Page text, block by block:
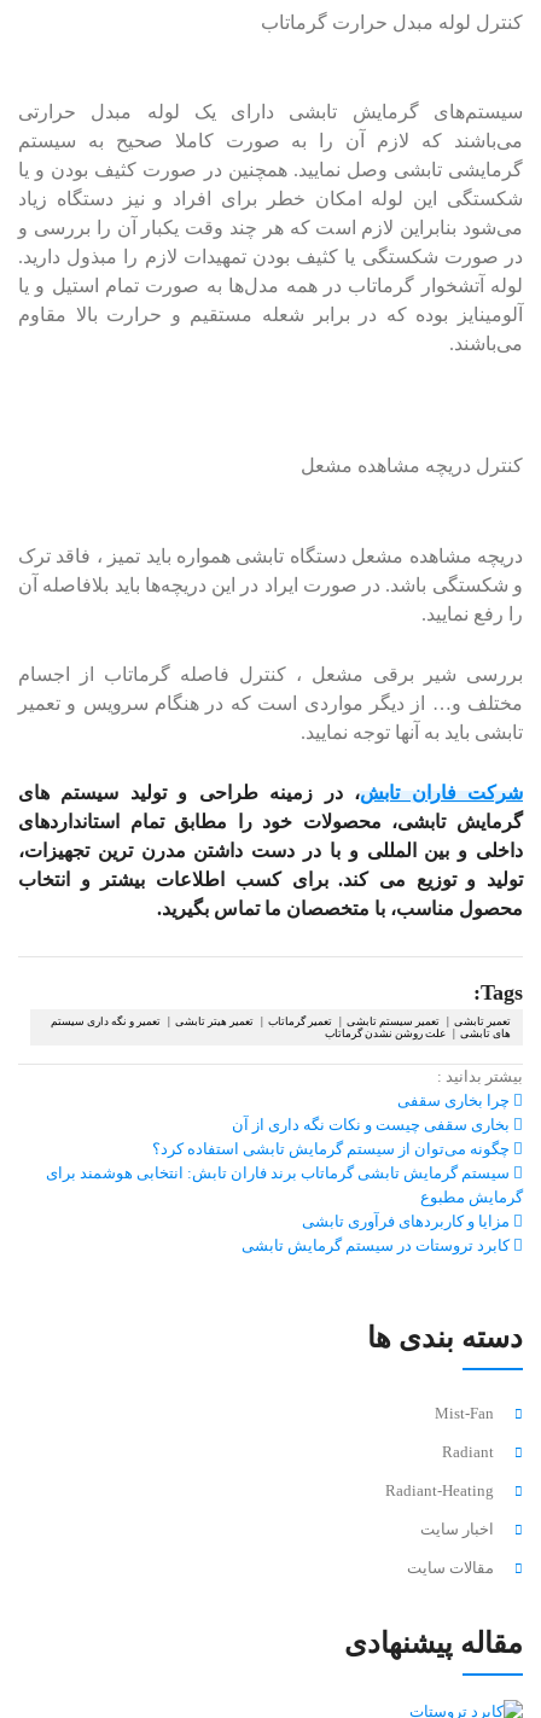
کنترل لوله مبدل حرارت گرماتاب
سیستم‌های گرمایش تابشی دارای یک لوله مبدل حرارتی
می‌باشند که لازم آن را به صورت کاملا صحیح به سیستم
گرمایشی تابشی وصل نمایید. همچنین در صورت کثیف بودن و یا
شکستگی این لوله امکان خطر برای افراد و نیز دستگاه زیاد
می‌شود بنابراین لازم است که هر چند وقت یکبار آن را بررسی و
در صورت شکستگی یا کثیف بودن تمهیدات لازم را مبذول دارید.
لوله آتشخوار گرماتاب در همه مدل‌ها به صورت تمام استیل و یا
آلومینایز بوده که در برابر شعله مستقیم و حرارت بالا مقاوم
می‌باشند.
کنترل دریچه مشاهده مشعل
دریچه مشاهده مشعل دستگاه تابشی همواره باید تمیز ، فاقد ترک
و شکستگی باشد. در صورت ایراد در این دریچه‌ها باید بلافاصله آن
را رفع نمایید.
بررسی شیر برقی مشعل ، کنترل فاصله گرماتاب از اجسام
مختلف و… از دیگر مواردی است که در هنگام سرویس و تعمیر
تابشی باید به آنها توجه نمایید.
شرکت فاران تابش، در زمینه طراحی و تولید سیستم های
گرمایش تابشی، محصولات خود را مطابق تمام استانداردهای
داخلی و بین المللی و با در دست داشتن مدرن ترین تجهیزات،
تولید و توزیع می کند. برای کسب اطلاعات بیشتر و انتخاب
محصول مناسب، با متخصصان ما تماس بگیرید.
Tags:
تعمیر تابشی | تعمیر سیستم تابشی | تعمیر گرماتاب | تعمیر هیتر تابشی | تعمیر و نگه داری سیستم
های تابشی | علت روشن نشدن گرماتاب
بیشتر بدانید :
چرا بخاری سقفی
بخاری سقفی چیست و نکات نگه داری از آن
چگونه می‌توان از سیستم گرمایش تابشی استفاده کرد؟
سیستم گرمایش تابشی گرماتاب برند فاران تابش: انتخابی هوشمند برای
گرمایش مطبوع
مزایا و کاربردهای فرآوری تابشی
کابرد تروستات در سیستم گرمایش تابشی
دسته بندی ها
Mist-Fan
Radiant
Radiant-Heating
اخبار سایت
مقالات سایت
مقاله پیشنهادی